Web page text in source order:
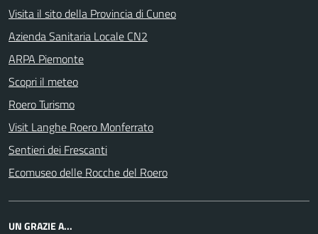
Visita il sito della Provincia di Cuneo
Azienda Sanitaria Locale CN2
ARPA Piemonte
Scopri il meteo
Roero Turismo
Visit Langhe Roero Monferrato
Sentieri dei Frescanti
Ecomuseo delle Rocche del Roero
UN GRAZIE A...